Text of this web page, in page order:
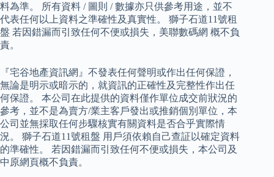
料為準。 所有資料 / 圖則 / 數據亦只供參考用途，並不
代表任何以上資料之準確性及真實性。 獅子石道11號租
盤 若因錯漏而引致任何不便或損失，美聯數碼網 概不負
責。
『宅谷地產資訊網』不發表任何聲明或作出任何保證，
無論是明示或暗示的，就資訊的正確性及完整性作出任
何保證。 本公司在此提供的資料僅作單位成交前狀況的
參考，並不是為賣方/業主客戶發出或推銷個別單位，本
公司並無採取任何步驟核實有關資料是否合乎實際情
況。 獅子石道11號租盤 用戶須依賴自己查証以確定資料
的準確性。 若因錯漏而引致任何不便或損失，本公司及
中原網頁概不負責。